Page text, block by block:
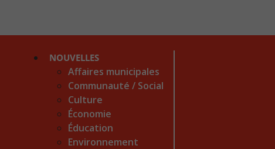
NOUVELLES
Affaires municipales
Communauté / Social
Culture
Économie
Éducation
Environnement